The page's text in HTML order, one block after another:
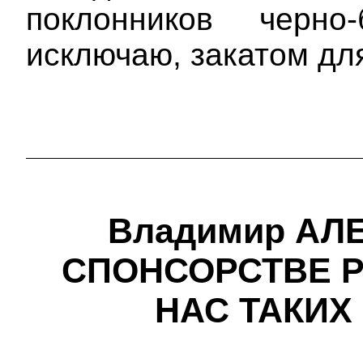
поклонников
исключаю, закатом
Владимир
СПОНСОРСТВЕ
НАС